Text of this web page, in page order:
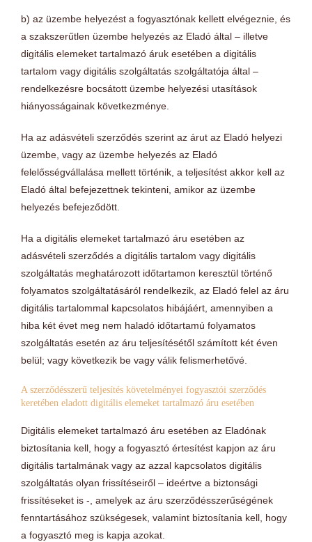
b) az üzembe helyezést a fogyasztónak kellett elvégeznie, és
a szakszerűtlen üzembe helyezés az Eladó által – illetve
digitális elemeket tartalmazó áruk esetében a digitális
tartalom vagy digitális szolgáltatás szolgáltatója által –
rendelkezésre bocsátott üzembe helyezési utasítások
hiányosságainak következménye.
Ha az adásvételi szerződés szerint az árut az Eladó helyezi
üzembe, vagy az üzembe helyezés az Eladó
felelősségvállalása mellett történik, a teljesítést akkor kell az
Eladó által befejezettnek tekinteni, amikor az üzembe
helyezés befejeződött.
Ha a digitális elemeket tartalmazó áru esetében az
adásvételi szerződés a digitális tartalom vagy digitális
szolgáltatás meghatározott időtartamon keresztül történő
folyamatos szolgáltatásáról rendelkezik, az Eladó felel az áru
digitális tartalommal kapcsolatos hibájáért, amennyiben a
hiba két évet meg nem haladó időtartamú folyamatos
szolgáltatás esetén az áru teljesítésétől számított két éven
belül; vagy következik be vagy válik felismerhetővé.
A szerződésszerű teljesítés követelményei fogyasztói szerződés
keretében eladott digitális elemeket tartalmazó áru esetében
Digitális elemeket tartalmazó áru esetében az Eladónak
biztosítania kell, hogy a fogyasztó értesítést kapjon az áru
digitális tartalmának vagy az azzal kapcsolatos digitális
szolgáltatás olyan frissítéseiről – ideértve a biztonsági
frissítéseket is -, amelyek az áru szerződésszerűségének
fenntartásához szükségesek, valamint biztosítania kell, hogy
a fogyasztó meg is kapja azokat.